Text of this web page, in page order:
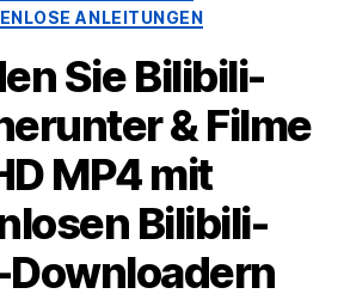
ANLEITUNGEN
Sie Bilibili-
& Filme
MP4 mit
Bilibili-